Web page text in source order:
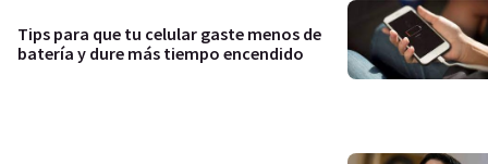
Tips para que tu celular gaste menos de
batería y dure más tiempo encendido